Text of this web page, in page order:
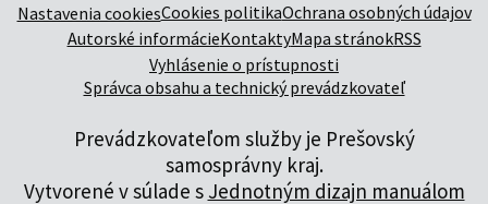
Nastavenia cookiesCookies politikaOchrana osobných údajov
Autorské informácieKontaktyMapa stránokRSS
Vyhlásenie o prístupnosti
Správca obsahu a technický prevádzkovateľ
Prevádzkovateľom služby je Prešovský
samosprávny kraj.
Vytvorené v súlade s Jednotným dizajn manuálom